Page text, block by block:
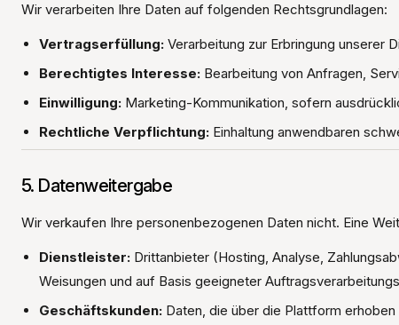
Wir verarbeiten Ihre Daten auf folgenden Rechtsgrundlagen:
Vertragserfüllung: Verarbeitung zur Erbringung unserer
Berechtigtes Interesse: Bearbeitung von Anfragen,
Einwilligung: Marketing-Kommunikation, sofern
Rechtliche Verpflichtung: Einhaltung anwendbaren
5. Datenweitergabe
Wir verkaufen Ihre personenbezogenen Daten nicht. Eine
Dienstleister: Drittanbieter (Hosting, Analyse,
Weisungen und auf Basis geeigneter
Geschäftskunden: Daten, die über die Plattform